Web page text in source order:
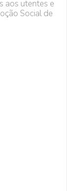
aos utentes e
Social de